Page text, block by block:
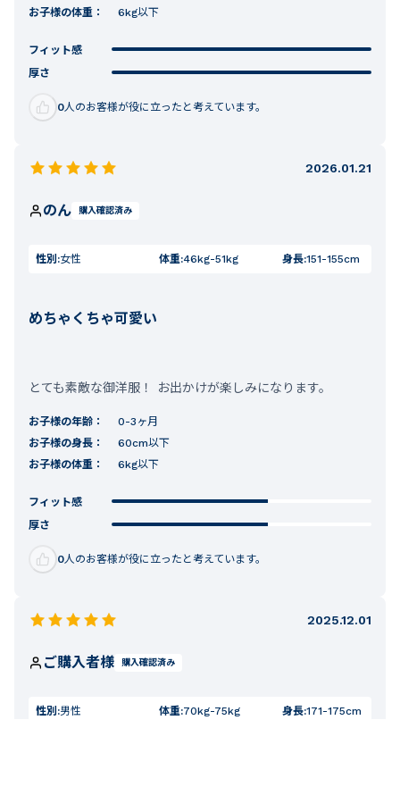
お子様の体重：
6kg以下
フィット感
厚さ
0人のお客様が役に立ったと考えています。
2026.01.21
のん 購入確認済み
性別:女性 体重:46kg-51kg 身長:151-155cm
めちゃくちゃ可愛い
とても素敵な御洋服！ お出かけが楽しみになります。
お子様の年齢：
0-3ヶ月
お子様の身長：
60cm以下
お子様の体重：
6kg以下
フィット感
厚さ
0人のお客様が役に立ったと考えています。
2025.12.01
ご購入者様 購入確認済み
性別:男性 体重:70kg-75kg 身長:171-175cm